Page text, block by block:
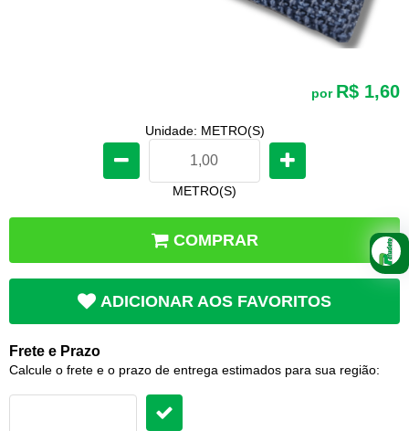
por R$ 1,60
Unidade: METRO(S)
METRO(S)
COMPRAR
ADICIONAR AOS FAVORITOS
Frete e Prazo
Calcule o frete e o prazo de entrega estimados para sua região: